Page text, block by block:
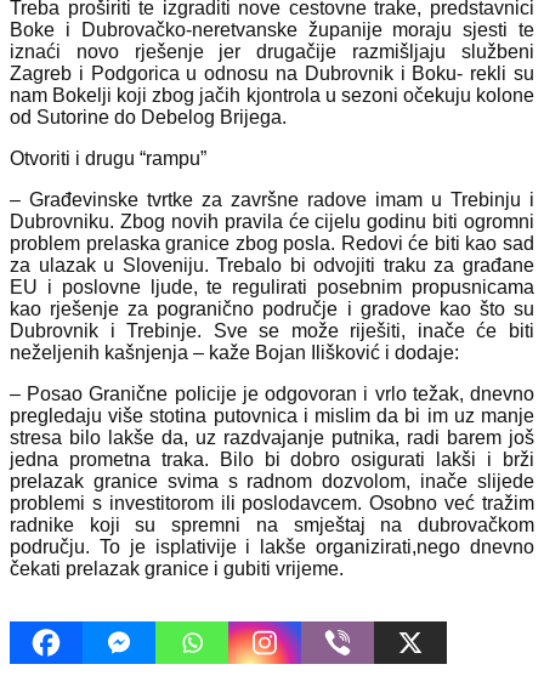
Treba proširiti te izgraditi nove cestovne trake, predstavnici
Boke i Dubrovačko-neretvanske županije moraju sjesti te
iznaći novo rješenje jer drugačije razmišljaju službeni
Zagreb i Podgorica u odnosu na Dubrovnik i Boku- rekli su
nam Bokelji koji zbog jačih kjontrola u sezoni očekuju kolone
od Sutorine do Debelog Brijega.
Otvoriti i drugu “rampu”
– Građevinske tvrtke za završne radove imam u Trebinju i
Dubrovniku. Zbog novih pravila će cijelu godinu biti ogromni
problem prelaska granice zbog posla. Redovi će biti kao sad
za ulazak u Sloveniju. Trebalo bi odvojiti traku za građane
EU i poslovne ljude, te regulirati posebnim propusnicama
kao rješenje za pogranično područje i gradove kao što su
Dubrovnik i Trebinje. Sve se može riješiti, inače će biti
neželjenih kašnjenja – kaže Bojan Ilišković i dodaje:
– Posao Granične policije je odgovoran i vrlo težak, dnevno
pregledaju više stotina putovnica i mislim da bi im uz manje
stresa bilo lakše da, uz razdvajanje putnika, radi barem još
jedna prometna traka. Bilo bi dobro osigurati lakši i brži
prelazak granice svima s radnom dozvolom, inače slijede
problemi s investitorom ili poslodavcem. Osobno već tražim
radnike koji su spremni na smještaj na dubrovačkom
području. To je isplativije i lakše organizirati,nego dnevno
čekati prelazak granice i gubiti vrijeme.